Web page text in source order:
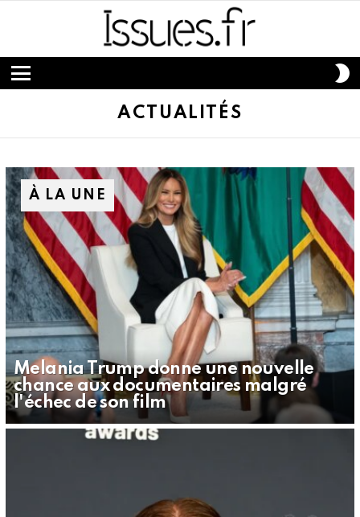
Menu
ACTUALITÉS
À LA UNE
Melania Trump donne une nouvelle
chance aux documentaires malgré
l'échec de son film